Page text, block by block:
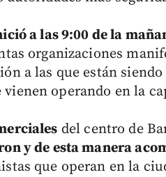
a las 9:00 de la
organizaciones
a las que están
operando en la
del centro de
y de esta manera
que operan en la